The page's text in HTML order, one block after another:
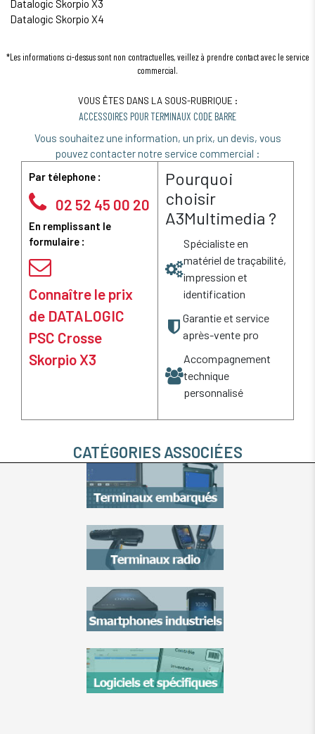
Datalogic Skorpio X3
Datalogic Skorpio X4
*Les informations ci-dessus sont non contractuelles, veillez à prendre contact avec le service
commercial.
VOUS ÊTES DANS LA SOUS-RUBRIQUE :
ACCESSOIRES POUR TERMINAUX CODE BARRE
Vous souhaitez une information, un prix, un devis, vous
pouvez contacter notre service commercial :
Par télephone :
02 52 45 00 20
En remplissant le
formulaire :
Connaître le prix
de DATALOGIC
PSC Crosse
Skorpio X3
Pourquoi
choisir
A3Multimedia ?
Spécialiste en
matériel de traçabilité,
impression et
identification
Garantie et service
après-vente pro
Accompagnement
technique
personnalisé
CATÉGORIES ASSOCIÉES